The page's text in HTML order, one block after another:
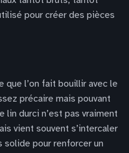
pour créer des pièces
que l’on fait bouillir avec le
précaire mais pouvant
lin durci n’est pas vraiment
vient souvent s’intercaler
solide pour renforcer un